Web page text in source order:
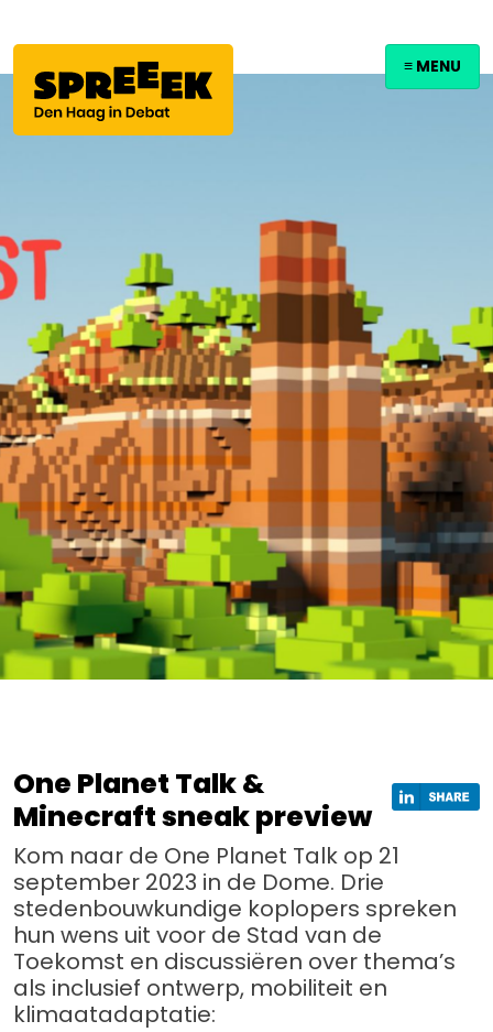
≡ MENU
One Planet Talk &
Minecraft sneak preview
Kom naar de One Planet Talk op 21
september 2023 in de Dome. Drie
stedenbouwkundige koplopers spreken
hun wens uit voor de Stad van de
Toekomst en discussiëren over thema’s
als inclusief ontwerp, mobiliteit en
klimaatadaptatie: